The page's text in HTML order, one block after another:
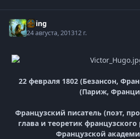
Elring
24 августа, 201312 г.
22 февраля 1802 (Безансон,
(Париж,
Французский писатель (поэт,
глава и теоретик
Французской